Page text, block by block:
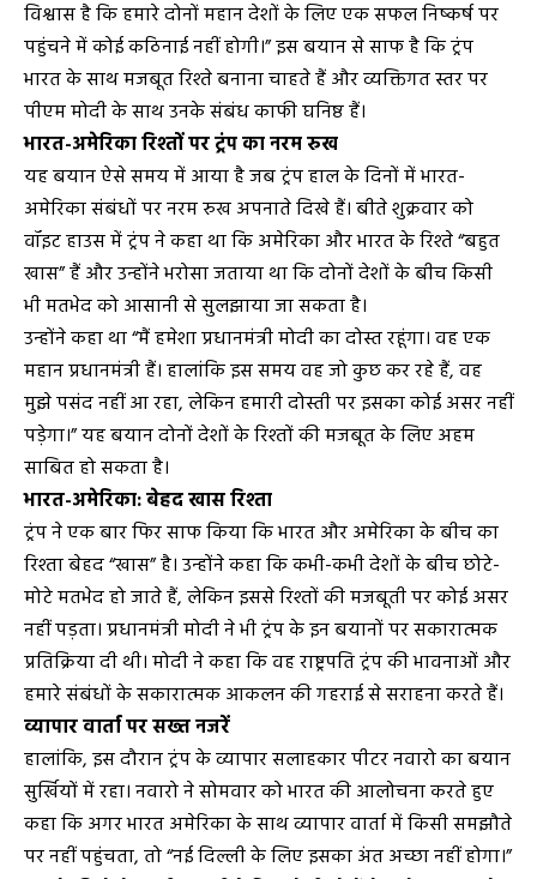
विश्वास है कि हमारे दोनों महान देशों के लिए एक सफल निष्कर्ष पर
पहुंचने में कोई कठिनाई नहीं होगी।” इस बयान से साफ है कि ट्रंप
भारत के साथ मजबूत रिश्ते बनाना चाहते हैं और व्यक्तिगत स्तर पर
पीएम मोदी के साथ उनके संबंध काफी घनिष्ठ हैं।
भारत-अमेरिका रिश्तों पर ट्रंप का नरम रुख
यह बयान ऐसे समय में आया है जब ट्रंप हाल के दिनों में भारत-
अमेरिका संबंधों पर नरम रुख अपनाते दिखे हैं। बीते शुक्रवार को
वॉइट हाउस में ट्रंप ने कहा था कि अमेरिका और भारत के रिश्ते “बहुत
खास” हैं और उन्होंने भरोसा जताया था कि दोनों देशों के बीच किसी
भी मतभेद को आसानी से सुलझाया जा सकता है।
उन्होंने कहा था “मैं हमेशा प्रधानमंत्री मोदी का दोस्त रहूंगा। वह एक
महान प्रधानमंत्री हैं। हालांकि इस समय वह जो कुछ कर रहे हैं, वह
मुझे पसंद नहीं आ रहा, लेकिन हमारी दोस्ती पर इसका कोई असर नहीं
पड़ेगा।” यह बयान दोनों देशों के रिश्तों की मजबूत के लिए अहम
साबित हो सकता है।
भारत-अमेरिका: बेहद खास रिश्ता
ट्रंप ने एक बार फिर साफ किया कि भारत और अमेरिका के बीच का
रिश्ता बेहद “खास” है। उन्होंने कहा कि कभी-कभी देशों के बीच छोटे-
मोटे मतभेद हो जाते हैं, लेकिन इससे रिश्तों की मजबूती पर कोई असर
नहीं पड़ता। प्रधानमंत्री मोदी ने भी ट्रंप के इन बयानों पर सकारात्मक
प्रतिक्रिया दी थी। मोदी ने कहा कि वह राष्ट्रपति ट्रंप की भावनाओं और
हमारे संबंधों के सकारात्मक आकलन की गहराई से सराहना करते हैं।
व्यापार वार्ता पर सख्त नजरें
हालांकि, इस दौरान ट्रंप के व्यापार सलाहकार पीटर नवारो का बयान
सुर्खियों में रहा। नवारो ने सोमवार को भारत की आलोचना करते हुए
कहा कि अगर भारत अमेरिका के साथ व्यापार वार्ता में किसी समझौते
पर नहीं पहुंचता, तो “नई दिल्ली के लिए इसका अंत अच्छा नहीं होगा।”